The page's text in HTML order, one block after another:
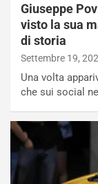
Giuseppe
visto la sua
di storia
Settembre 19,
Una volta
che sui social
a
b
e
u
n